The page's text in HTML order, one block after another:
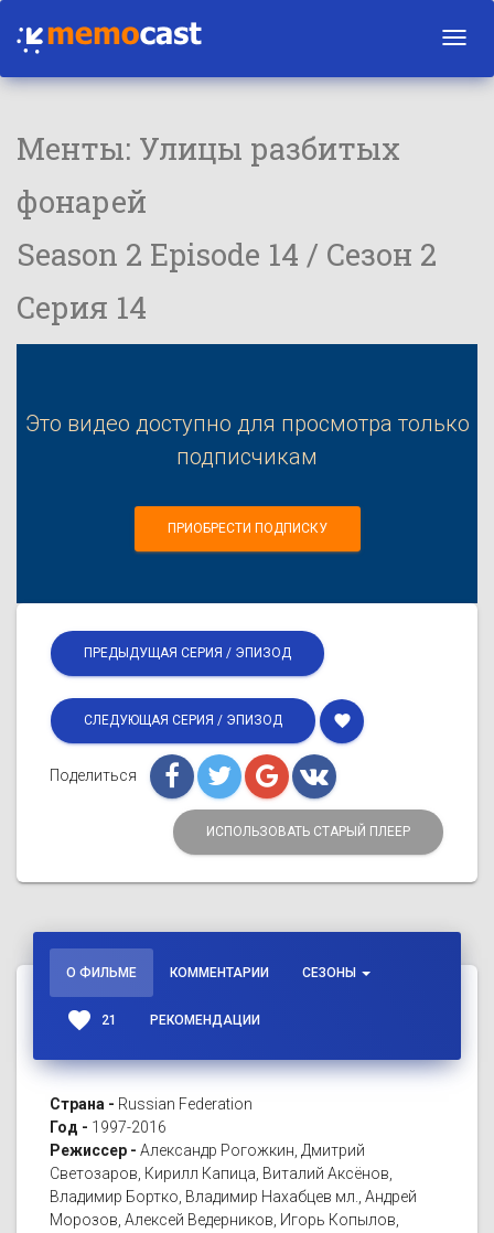
Менты: Улицы разбитых
фонарей
Season 2 Episode 14 / Сезон 2
Серия 14
Это видео доступно для просмотра только
подписчикам
ПРИОБРЕСТИ ПОДПИСКУ
ПРЕДЫДУЩАЯ СЕРИЯ / ЭПИЗОД
СЛЕДУЮЩАЯ СЕРИЯ / ЭПИЗОД favorite
Поделиться
ИСПОЛЬЗОВАТЬ СТАРЫЙ ПЛЕЕР
О ФИЛЬМЕ КОММЕНТАРИИ СЕЗОНЫ
favorite 21 РЕКОМЕНДАЦИИ
Страна - Russian Federation
Год - 1997-2016
Режиссер - Александр Рогожкин, Дмитрий
Светозаров, Кирилл Капица, Виталий Аксёнов,
Владимир Бортко, Владимир Нахабцев мл., Андрей
Морозов, Алексей Ведерников, Игорь Копылов,